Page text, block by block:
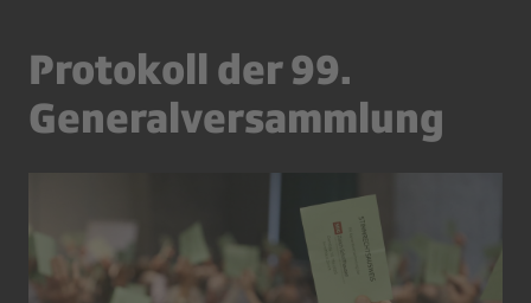
Protokoll der 99.
Generalversammlung